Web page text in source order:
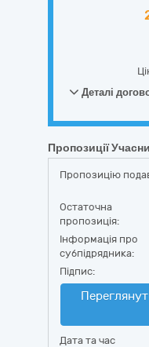
Деталі
Пропозиції
Пропозицію
Остаточна
пропозиція:
Інформація про
субпідрядника:
Підпис:
Дата та час